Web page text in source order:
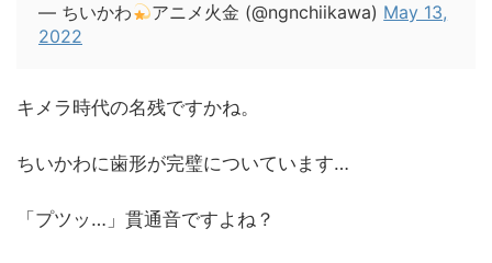
— ちいかわ アニメ火金 (@ngnchiikawa) May 13,
2022
キメラ時代の名残ですかね。
ちいかわに歯形が完璧についています…
「プツッ…」貫通音ですよね？